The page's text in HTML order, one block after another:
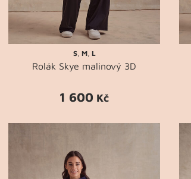
S, M, L
Rolák Skye malinový 3D
1 600 Kč